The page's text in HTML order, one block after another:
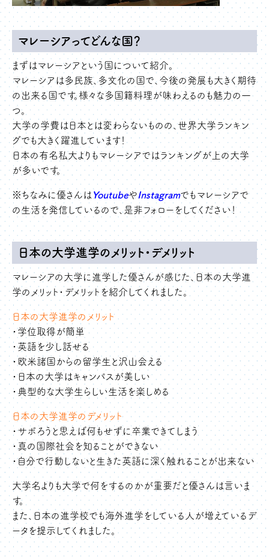
マレーシアってどんな国？
まずはマレーシアという国について紹介。
マレーシアは多民族、多文化の国で、今後の発展も大きく期待
の出来る国です。様々な多国籍料理が味わえるのも魅力の一
つ。
大学の学費は日本とは変わらないものの、世界大学ランキン
グでも大きく躍進しています！
日本の有名私大よりもマレーシアではランキングが上の大学
が多いです。
※ちなみに優さんは YoutubeやInstagramでもマレーシアで
の生活を発信しているので、是非フォローをしてください！
日本の大学進学のメリット・デメリット
マレーシアの大学に進学した優さんが感じた、日本の大学進
学のメリット・デメリットを紹介してくれました。
日本の大学進学のメリット
・学位取得が簡単
・英語を少し話せる
・欧米諸国からの留学生と沢山会える
・日本の大学はキャンパスが美しい
・典型的な大学生らしい生活を楽しめる
日本の大学進学のデメリット
・サボろうと思えば何もせずに卒業できてしまう
・真の国際社会を知ることができない
・自分で行動しないと生きた英語に深く触れることが出来ない
大学名よりも大学で何をするのかが重要だと優さんは言いま
す。
また、日本の進学校でも海外進学をしている人が増えているデ
ータを提示してくれました。